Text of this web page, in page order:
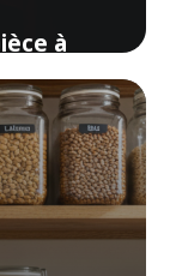
à
gagner